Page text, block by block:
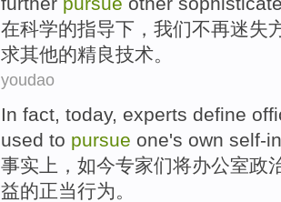
在科学的指导下 ， 我们不再迷失
求其他的精良技术。
youdao
In fact today, experts define
used to pursue one's own self-
事实上 ， 如今专家们将办公室政
益的正当行为 。